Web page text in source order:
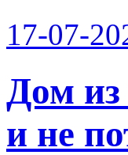
17-07-
Дом из
и не